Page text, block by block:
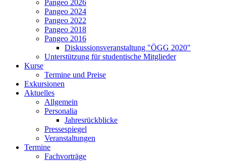
Pangeo 2026
Pangeo 2024
Pangeo 2022
Pangeo 2018
Pangeo 2016
Diskussionsveranstaltung "ÖGG 2020"
Unterstützung für studentische Mitglieder
Kurse
Termine und Preise
Exkursionen
Aktuelles
Allgemein
Personalia
Jahresrückblicke
Pressespiegel
Veranstaltungen
Termine
Fachvorträge